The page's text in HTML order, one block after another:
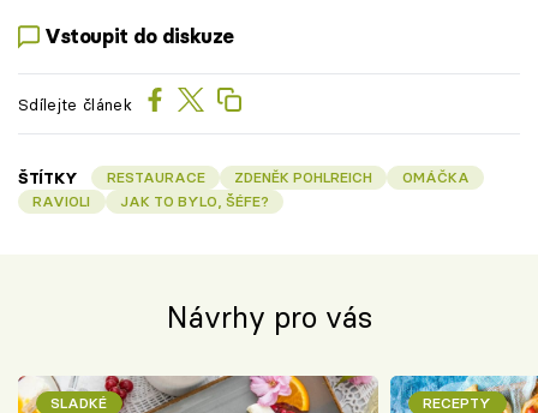
Vstoupit do diskuze
Sdílejte článek
ŠTÍTKY RESTAURACE ZDENĚK POHLREICH
OMÁČKA
RAVIOLI
JAK TO BYLO, ŠÉFE?
Návrhy pro vás
SLADKÉ RECEPTY